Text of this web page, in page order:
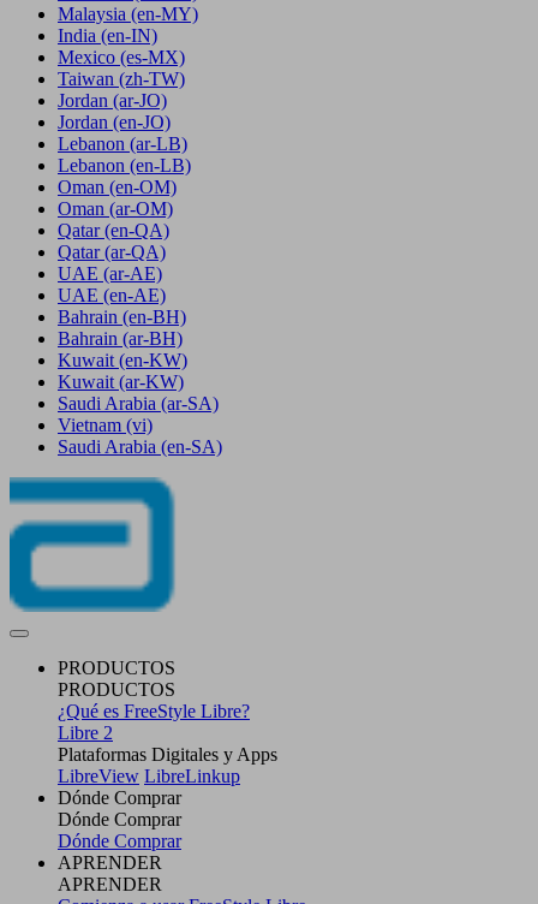
Malaysia (en-MY)
India (en-IN)
Mexico (es-MX)
Taiwan (zh-TW)
Jordan (ar-JO)
Jordan (en-JO)
Lebanon (ar-LB)
Lebanon (en-LB)
Oman (en-OM)
Oman (ar-OM)
Qatar (en-QA)
Qatar (ar-QA)
UAE (ar-AE)
UAE (en-AE)
Bahrain (en-BH)
Bahrain (ar-BH)
Kuwait (en-KW)
Kuwait (ar-KW)
Saudi Arabia (ar-SA)
Vietnam (vi)
Saudi Arabia (en-SA)
PRODUCTOS
PRODUCTOS
¿Qué es FreeStyle Libre?
Libre 2
Plataformas Digitales y Apps
LibreView LibreLinkup
Dónde Comprar
Dónde Comprar
Dónde Comprar
APRENDER
APRENDER